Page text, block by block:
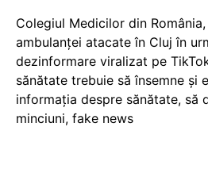
Colegiul Medicilor din
ambulanței atacate în Cluj în
dezinformare viralizat pe
sănătate trebuie să însemne și
informația despre sănătate, să
minciuni, fake news